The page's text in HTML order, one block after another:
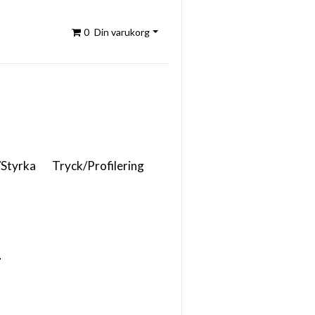
0 Din varukorg
Tryck/Profilering